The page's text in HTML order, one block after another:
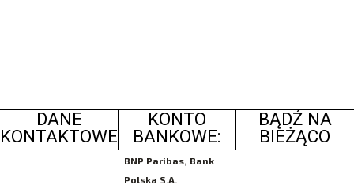
DANE
KONTAKTOWE
KONTO
BANKOWE:
BNP Paribas, Bank
Polska S.A.
BĄDŹ NA
BIEŻĄCO